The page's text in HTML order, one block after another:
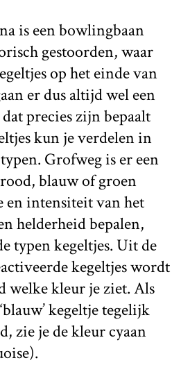
is een bowlingbaan
gestoorden, waar
op het einde van
er dus altijd wel een
precies zijn bepaalt
kun je verdelen in
Grofweg is er een
blauw of groen
en intensiteit van het
helderheid bepalen,
typen kegeltjes. Uit de
kegeltjes wordt
welke kleur je ziet. Als
kegeltje tegelijk
zie je de kleur cyaan